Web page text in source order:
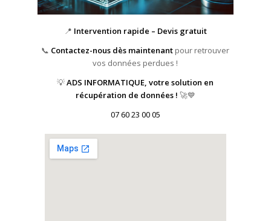
📍 Intervention rapide – Devis gratuit
📞 Contactez-nous dès maintenant pour retrouver
vos données perdues !
💡ADS INFORMATIQUE, votre solution en
récupération de données ! 🚀💙
07 60 23 00 05